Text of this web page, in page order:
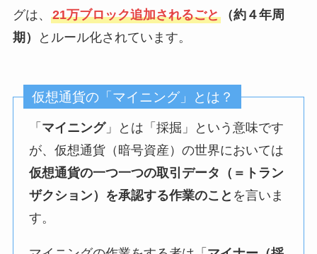
グは、 21万ブロック追加されるごと（約４年周
期）
とルール化されています。
仮想通貨の「マイニング」とは？
「 マイニング」とは「採掘」という意味です
が、仮想通貨（暗号資産）の世界においては
仮想通貨の一つ一つの取引データ（＝トラン
ザクション）を承認する作業のこと を言いま
す。